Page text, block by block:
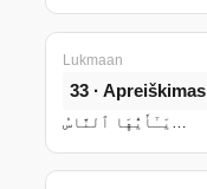
Lukmaan
33 · Apreiškimas
يَـٰٓأَيُّهَا ٱلنَّاسُ…